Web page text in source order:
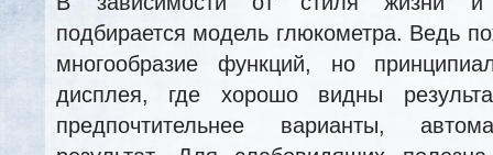
подбирается модель глюкометра. Ведь
многообразие функций, но
дисплея, где хорошо видны
предпочтительнее варианты,